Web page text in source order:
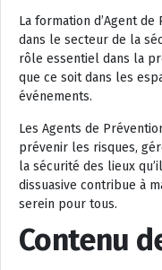
La formation d’Agent
dans le secteur de la
rôle essentiel dans la
que ce soit dans les
événements.
Les Agents de
prévenir les risques,
la sécurité des lieux
dissuasive contribue à
serein pour tous.
Contenu